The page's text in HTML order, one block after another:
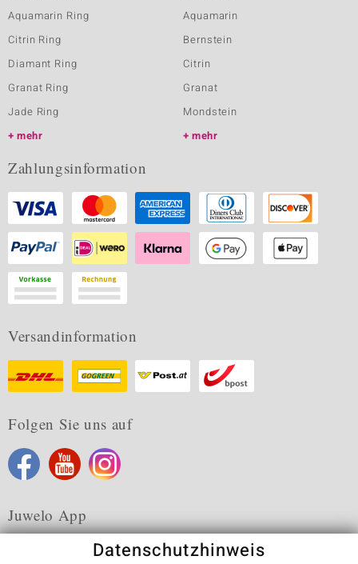
Aquamarin Ring
Citrin Ring
Diamant Ring
Granat Ring
Jade Ring
mehr
Aquamarin
Bernstein
Citrin
Granat
Mondstein
mehr
Zahlungsinformation
Versandinformation
Folgen Sie uns auf
Juwelo App
Datenschutzhinweis